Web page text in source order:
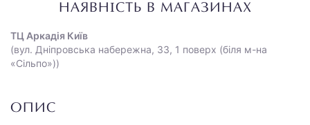
НАЯВНІСТЬ В МАГАЗИНАХ
ТЦ Аркадія Київ
(вул. Дніпровська набережна, 33, 1 поверх (біля м-на
«Сільпо»))
ОПИС